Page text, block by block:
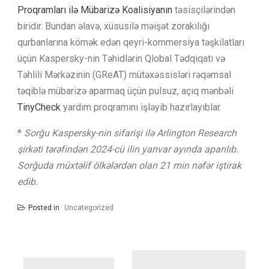
Proqramları ilə Mübarizə Koalisiyanın təsisçilərindən
biridir. Bundan əlavə, xüsusilə məişət zorakılığı
qurbanlarına kömək edən qeyri-kommersiya təşkilatları
üçün Kaspersky-nin Təhidlərin Qlobal Tədqiqatı və
Təhlili Mərkəzinin (GReAT) mütəxəssisləri rəqəmsal
təqiblə mübarizə aparmaq üçün pulsuz, açıq mənbəli
TinyCheck yardım proqramını işləyib hazırlayıblar.
* Sorğu Kaspersky-nin sifarişi ilə Arlington Research
şirkəti tərəfindən 2024-cü ilin yanvar ayında aparılıb.
Sorğuda müxtəlif ölkələrdən olan 21 min nəfər iştirak
edib.
Posted in Uncategorized